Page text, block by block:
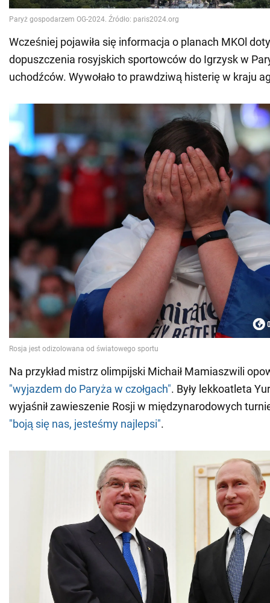
Wcześniej pojawiła się informacja o planach MKOl
dopuszczenia rosyjskich sportowców do Igrzysk w
uchodźców. Wywołało to prawdziwą histerię w kraju
Na przykład mistrz olimpijski Michaił Mamiaszwili
"wyjazdem do Paryża w czołgach". Były lekkoatleta
wyjaśnił zawieszenie Rosji w międzynarodowych
"boją się nas, jesteśmy najlepsi".